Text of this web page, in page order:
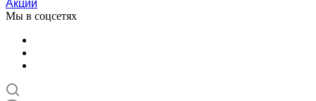
Акции
Мы в соцсетях